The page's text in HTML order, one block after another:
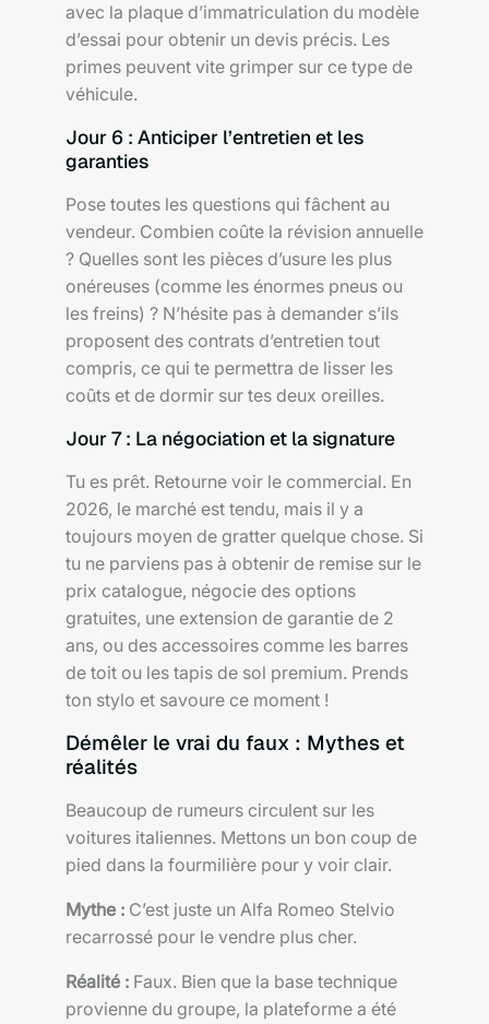
avec la plaque d’immatriculation du modèle
d’essai pour obtenir un devis précis. Les
primes peuvent vite grimper sur ce type de
véhicule.
Jour 6 : Anticiper l’entretien et les
garanties
Pose toutes les questions qui fâchent au
vendeur. Combien coûte la révision annuelle
? Quelles sont les pièces d’usure les plus
onéreuses (comme les énormes pneus ou
les freins) ? N’hésite pas à demander s’ils
proposent des contrats d’entretien tout
compris, ce qui te permettra de lisser les
coûts et de dormir sur tes deux oreilles.
Jour 7 : La négociation et la signature
Tu es prêt. Retourne voir le commercial. En
2026, le marché est tendu, mais il y a
toujours moyen de gratter quelque chose. Si
tu ne parviens pas à obtenir de remise sur le
prix catalogue, négocie des options
gratuites, une extension de garantie de 2
ans, ou des accessoires comme les barres
de toit ou les tapis de sol premium. Prends
ton stylo et savoure ce moment !
Démêler le vrai du faux : Mythes et
réalités
Beaucoup de rumeurs circulent sur les
voitures italiennes. Mettons un bon coup de
pied dans la fourmilière pour y voir clair.
Mythe : C’est juste un Alfa Romeo Stelvio
recarrossé pour le vendre plus cher.
Réalité : Faux. Bien que la base technique
provienne du groupe, la plateforme a été